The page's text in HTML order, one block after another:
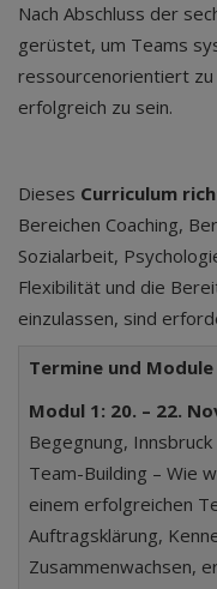
Nach Abschluss der
gerüstet, um Teams
ressourcenorientiert zu
erfolgreich zu sein.
Dieses Curriculum
Bereichen Coaching,
Sozialarbeit,
Flexibilität und die
einzulassen, sind
Termine und Module
Modul 1: 20. – 22.
Begegnung, Innsbruck
Team-Building – Wie
einem erfolgreichen
Auftragsklärung,
Zusammenwachsen,